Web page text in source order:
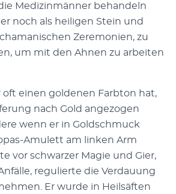
Medizinmänner behandeln
noch als heiligen Stein und
Zeremonien, zu
um mit den Ahnen zu arbeiten
oft einen goldenen Farbton hat,
nach Gold angezogen
wenn er in Goldschmuck
Amulett am linken Arm
vor schwarzer Magie und Gier,
regulierte die Verdauung
Er wurde in Heilsäften